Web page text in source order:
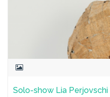
Solo-show Lia Perjovschi